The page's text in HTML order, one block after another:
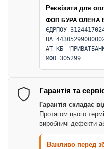
Реквізити для
ФОП БУРА ОЛЕНА
ЄДРПОУ
UA
АТ КБ
МФО 305299
Гарантія та
Гарантія складає
Протягом цього
виробничі дефекти
Важливо перед